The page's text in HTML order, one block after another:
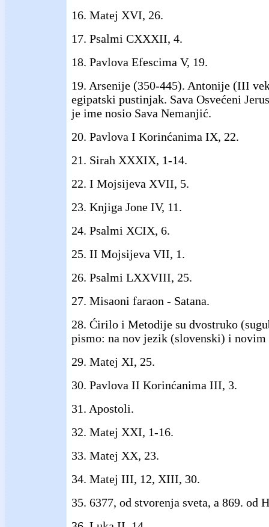
16. Matej XVI, 26.
17. Psalmi CXXXII, 4.
18. Pavlova Efescima V, 19.
19. Arsenije (350-445). Antonije (III
egipatski pustinjak. Sava Osvećeni
je ime nosio Sava Nemanjić.
20. Pavlova I Korinćanima IX, 22.
21. Sirah XXXIX, 1-14.
22. I Mojsijeva XVII, 5.
23. Knjiga Jone IV, 11.
24. Psalmi XCIX, 6.
25. II Mojsijeva VII, 1.
26. Psalmi LXXVIII, 25.
27. Misaoni faraon - Satana.
28. Ćirilo i Metodije su dvostruko
pismo: na nov jezik (slovenski) i novim
29. Matej XI, 25.
30. Pavlova II Korinćanima III, 3.
31. Apostoli.
32. Matej XXI, 1-16.
33. Matej XX, 23.
34. Matej III, 12, XIII, 30.
35. 6377, od stvorenja sveta, a 869. od